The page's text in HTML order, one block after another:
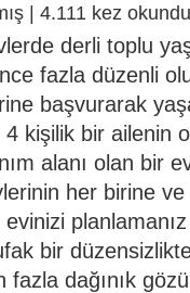
| 4.111 kez
derli toplu
fazla düzenli
başvurarak
kişilik bir ailenin
alanı olan bir
her birine ve
bir
fazla dağınık